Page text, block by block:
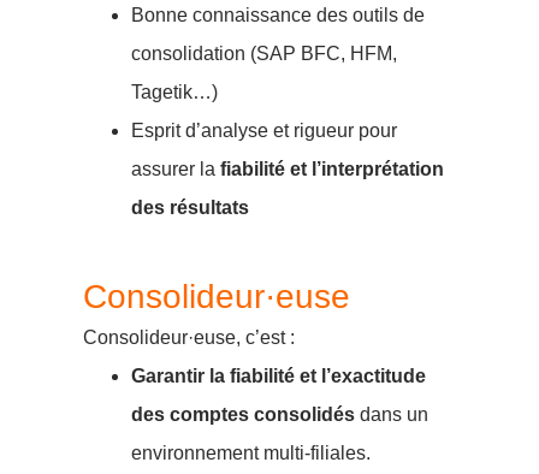
Bonne connaissance des outils de
consolidation (SAP BFC, HFM,
Tagetik…)
Esprit d’analyse et rigueur pour
assurer la fiabilité et l’interprétation
des résultats
Consolideur·euse
Consolideur·euse, c’est :
Garantir la fiabilité et l’exactitude
des comptes consolidés dans un
environnement multi-filiales.